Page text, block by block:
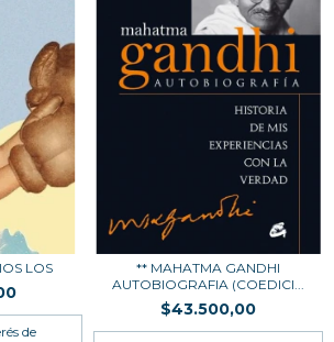
LOS
de
** MAHATMA GANDHI
AUTOBIOGRAFIA (COEDICI...
$43.500,00